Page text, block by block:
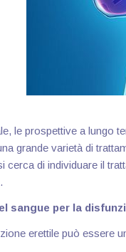
le prospettive a lungo
grande varietà di
cerca di individuare il
sangue per la
erettile può essere